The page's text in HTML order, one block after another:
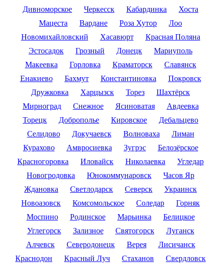
Дивноморское Черкесск Кабардинка
Хоста
Мацеста
Вардане Роза Хутор
Лоо
Новомихайловский
Хасавюрт
Красная Поляна
Эстосадок
Грозный Донецк
Мариуполь
Макеевка
Горловка Краматорск
Славянск
Енакиево
Бахмут Константиновка
Покровск
Дружковка
Харцызск Торез
Шахтёрск
Мирноград
Снежное Ясиноватая
Авдеевка
Торецк
Доброполье Кировское
Дебальцево
Селидово
Докучаевск Волноваха
Лиман
Курахово
Амвросиевка Зугрэс
Белозёрское
Красногоровка
Иловайск Николаевка
Угледар
Новогродовка
Юнокоммунаровск
Часов Яр
Ждановка
Светлодарск Северск
Украинск
Новоазовск
Комсомольское Соледар
Горняк
Моспино
Родинское Марьинка
Белицкое
Углегорск
Зализное Святогорск
Луганск
Алчевск
Северодонецк Верея
Лисичанск
Краснодон
Красный Луч Стаханов
Свердловск